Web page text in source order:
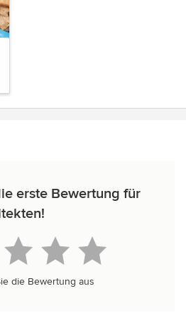
erste Bewertung für
die Bewertung aus